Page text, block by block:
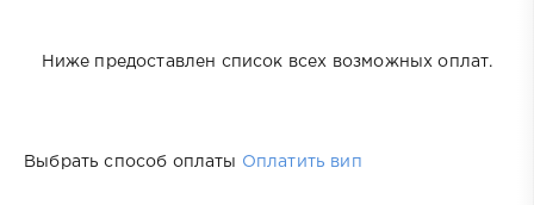
Ниже предоставлен список всех возможных оплат.
Выбрать способ оплаты Оплатить вип